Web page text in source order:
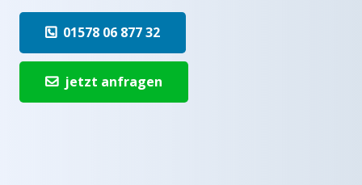
01578 06 877 32
jetzt anfragen